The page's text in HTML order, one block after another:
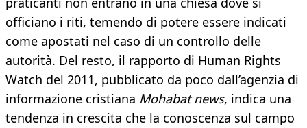
officiano i riti, temendo di potere essere indicati
come apostati nel caso di un controllo delle
autorità. Del resto, il rapporto di Human Rights
Watch del 2011, pubblicato da poco dall’agenzia di
informazione cristiana Mohabat news, indica una
tendenza in crescita che la conoscenza sul campo